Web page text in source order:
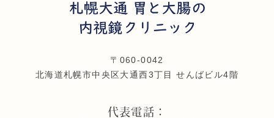
〒060-0042
北海道札幌市中央区大通西3丁目 せんばビル4階
代表電話：